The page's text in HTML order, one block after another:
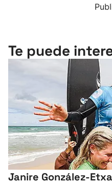
Te puede
Janire González-